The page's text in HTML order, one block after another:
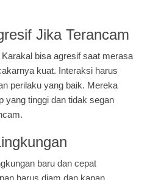
Jika Terancam
bisa agresif saat merasa
kuat. Interaksi harus
perilaku yang baik. Mereka
yang tinggi dan tidak segan
baru dan cepat
harus diam dan kapan